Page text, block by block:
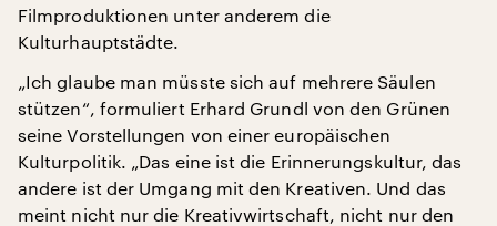
Filmproduktionen unter anderem die
Kulturhauptstädte.
„Ich glaube man müsste sich auf mehrere Säulen
stützen“, formuliert Erhard Grundl von den Grünen
seine Vorstellungen von einer europäischen
Kulturpolitik. „Das eine ist die Erinnerungskultur, das
andere ist der Umgang mit den Kreativen. Und das
meint nicht nur die Kreativwirtschaft, nicht nur den